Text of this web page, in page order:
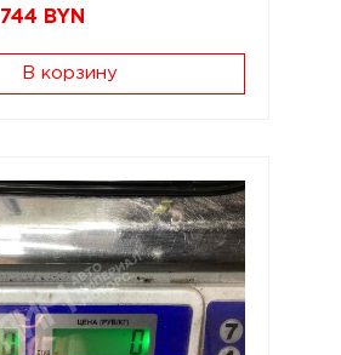
744 BYN
В корзину